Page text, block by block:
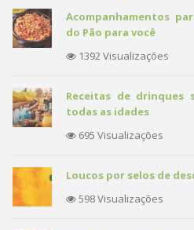
Acompanhamentos
do Pão para você
1392 Visualizações
Receitas de drinques
todas as idades
695 Visualizações
Loucos por selos de
598 Visualizações